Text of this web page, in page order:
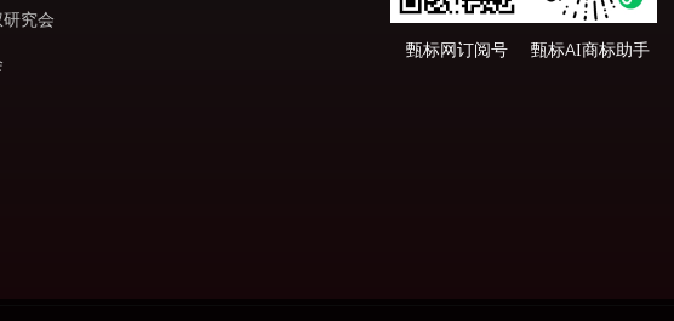
究会
甄标网订阅号 甄标AI商标助手